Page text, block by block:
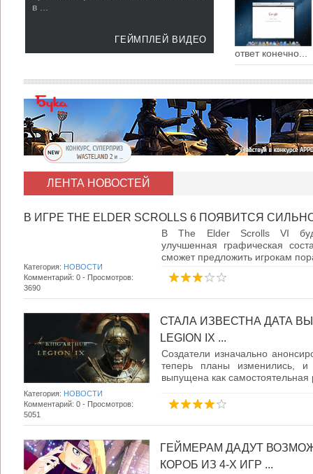
в ...
Creed Pirates с
графикой ...
ГЕЙМПЛЕЙ ВИДЕО
ответ конечно...
ЛЕНТА НОВОСТЕЙ
В ИГРЕ THE ELDER SCROLLS 6 ПОЯВИТСЯ
В The Elder Scrolls VI
улучшенная графическая
сможет предложить игрокам
Категория: НОВОСТИ
Комментарий: 0 - Просмотров:
3690
СТАЛА ИЗВЕСТНА ДАТА
LEGION IX ...
Создатели изначально
теперь планы изменились,
выпущена как самостоятельная
Категория: НОВОСТИ
Комментарий: 0 - Просмотров:
5051
ГЕЙМЕРАМ ДАДУТ
КОРОБ ИЗ 4-Х ИГР ...